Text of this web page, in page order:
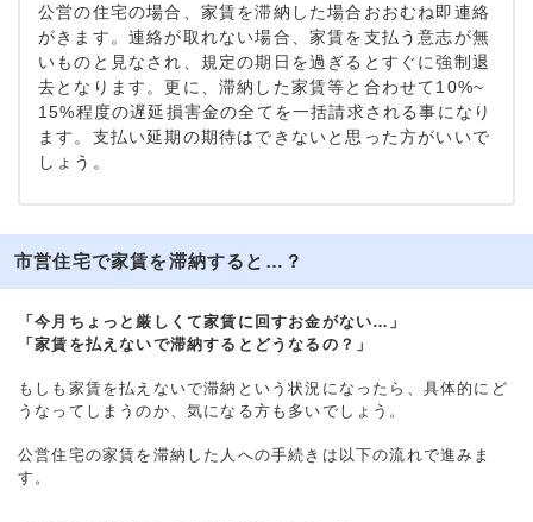
公営の住宅の場合、家賃を滞納した場合おおむね即連絡
がきます。連絡が取れない場合、家賃を支払う意志が無
いものと見なされ、規定の期日を過ぎるとすぐに強制退
去となります。更に、滞納した家賃等と合わせて10%~
15%程度の遅延損害金の全てを一括請求される事になり
ます。支払い延期の期待はできないと思った方がいいで
しょう。
市営住宅で家賃を滞納すると…？
「今月ちょっと厳しくて家賃に回すお金がない…」
「家賃を払えないで滞納するとどうなるの？」
もしも家賃を払えないで滞納という状況になったら、具体的にど
うなってしまうのか、気になる方も多いでしょう。
公営住宅の家賃を滞納した人への手続きは以下の流れで進みま
す。